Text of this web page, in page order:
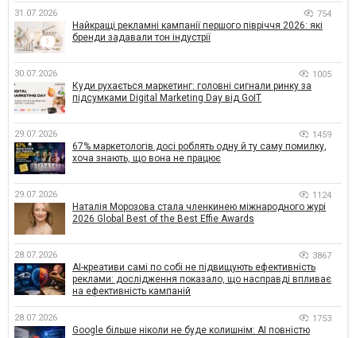
31.07.2026 754
Найкращі рекламні кампанії першого півріччя 2026: які
бренди задавали тон індустрії
30.07.2026 1005
Куди рухається маркетинг: головні сигнали ринку за
підсумками Digital Marketing Day від GoIT
29.07.2026 1459
67% маркетологів досі роблять одну й ту саму помилку,
хоча знають, що вона не працює
29.07.2026 1124
Наталія Морозова стала членкинею міжнародного журі
2026 Global Best of the Best Effie Awards
28.07.2026 3867
AI-креативи самі по собі не підвищують ефективність
реклами: дослідження показало, що насправді впливає
на ефективність кампаній
28.07.2026 1753
Google більше ніколи не буде колишнім: AI повністю